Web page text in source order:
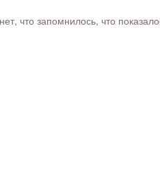
что запомнилось, что